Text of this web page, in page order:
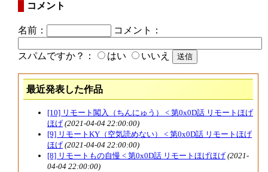
コメント
名前： コメント：
スパムですか？： はい いいえ
最近発表した作品
[10] リモート闖入（ちんにゅう） < 第0x0D話 リモートほげ
ほげ (2021-04-04 22:00:00)
[9] リモートKY（空気読めない） < 第0x0D話 リモートほげ
ほげ (2021-04-04 22:00:00)
[8] リモートもの自慢 < 第0x0D話 リモートほげほげ (2021-
04-04 22:00:00)